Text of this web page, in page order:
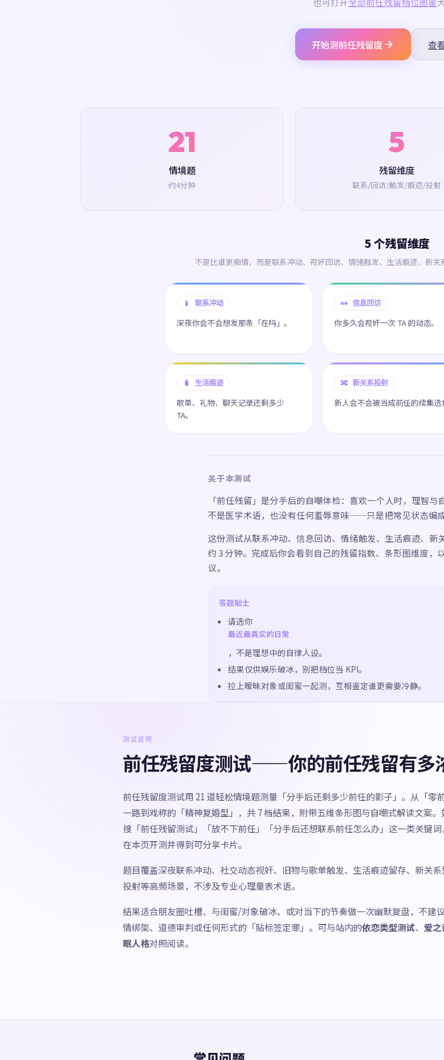
开始测前任残留度 查
21
情境题
约4分钟
5
残留维度
联系/回访/触发/痕迹/投射
5 个残留维度
不是比谁更痴情，而是联系冲动、视奸回访、情绪触发、生活痕迹、新关
📱 联系冲动
深夜你会不会想发那条「在吗」。
👀 信息回访
你多久会视奸一次 TA 的动态。
🧳 生活痕迹
歌单、礼物、聊天记录还剩多少
TA。
🔀 新关系投射
新人会不会被当成前任的续集选
关于本测试
「前任残留」是分手后的自嘲体检：喜欢一个人时，理智与
不是医学术语，也没有任何羞辱意味——只是把常见状态编成
这份测试从联系冲动、信息回访、情绪触发、生活痕迹、新
约 3 分钟。完成后你会看到自己的残留指数、条形图维度，
议。
答题贴士
请选你
最近最真实的日常
，不是理想中的自律人设。
结果仅供娱乐破冰，别把档位当 KPI。
拉上暧昧对象或闺蜜一起测，互相鉴定谁更需要冷静。
测试说明
前任残留度测试——你的前任残留有多
前任残留度测试用 21 道轻松情境题测量「分手后还剩多少前任的影子」。从「零前
一路到戏称的「精神复婚型」，共 7 档结果，附带五维条形图与自嘲式解读文案。
搜「前任残留测试」「放不下前任」「分手后还想联系前任怎么办」这一类关键词
在本页开测并得到可分享卡片。
题目覆盖深夜联系冲动、社交动态视奸、旧物与歌单触发、生活痕迹留存、新关
投射等高频场景，不涉及专业心理量表术语。
结果适合朋友圈吐槽、与闺蜜/对象破冰、或对当下的节奏做一次幽默复盘，不建
情绑架、道德审判或任何形式的「贴标签定罪」。可与站内的依恋类型测试、 爱之
眠人格对照阅读。